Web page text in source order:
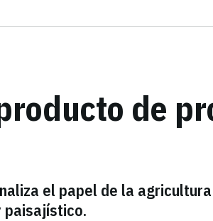
de
el papel de la
paisajístico.